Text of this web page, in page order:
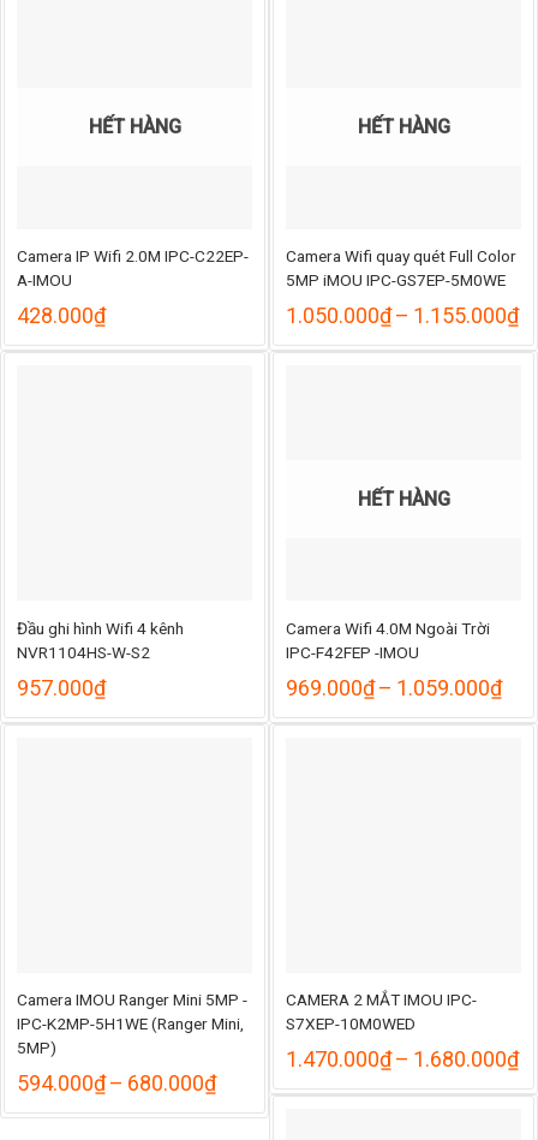
HẾT HÀNG
Camera IP Wifi 2.0M IPC-C22EP-
A-IMOU
428.000₫
HẾT HÀNG
Camera Wifi quay quét Full Color
5MP iMOU IPC-GS7EP-5M0WE
1.050.000₫– 1.155.000₫
từ
Đầu ghi hình Wifi 4 kênh
NVR1104HS-W-S2
957.000₫
HẾT HÀNG
Camera Wifi 4.0M Ngoài Trời
IPC-F42FEP -IMOU
969.000₫– 1.059.000₫
từ
Camera IMOU Ranger Mini 5MP -
IPC-K2MP-5H1WE (Ranger Mini,
5MP)
594.000₫– 680.000₫Khoảng
từ
CAMERA 2 MẮT IMOU IPC-
S7XEP-10M0WED
1.470.000₫– 1.680.000₫
từ